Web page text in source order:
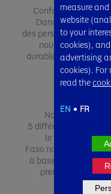
Conformément à la
Danone, reflètant
des personnes et
nous aspirons à
durables de
Nous offrons
5 différents pays
le Nigéria, la
Faso notre gamme
à base d'ingrédients
premières
Ouest
measure
website
to your
cookies),
advertising
cookies).
read the
EN FR